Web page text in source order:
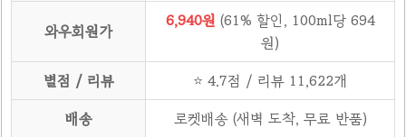
와우회원가
6,940원 (61% 할인, 100ml당 694
원)
별점 / 리뷰 ⭐ 4.7점 / 리뷰 11,622개
배송 로켓배송 (새벽 도착, 무료 반품)